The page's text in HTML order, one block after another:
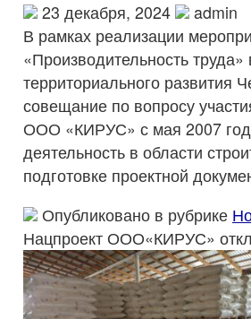
23 декабря, 2024
admin
В рамках реализации
«Производительность
территориального развития
совещание по вопросу
ООО «КИРУС» с мая 2007
деятельность в области
подготовке проектной
Опубликовано в рубрике
Нацпроект ООО«КИРУС»